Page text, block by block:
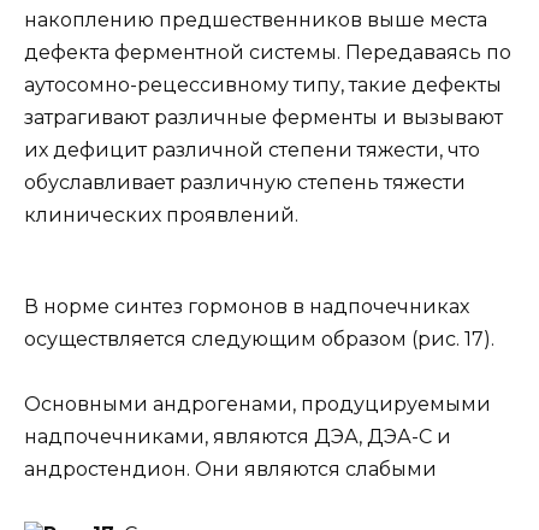
накоплению предшественников выше места
дефекта ферментной системы. Передаваясь по
аутосомно-рецессивному типу, такие дефекты
затрагивают различные ферменты и вызывают
их дефицит различной степени тяжести, что
обуславливает различную степень тяжести
клинических проявлений.
В норме синтез гормонов в надпочечниках
осуществляется следующим образом (рис. 17).
Основными андрогенами, продуцируемыми
надпочечниками, являются ДЭА, ДЭА-С и
андростендион. Они являются слабыми